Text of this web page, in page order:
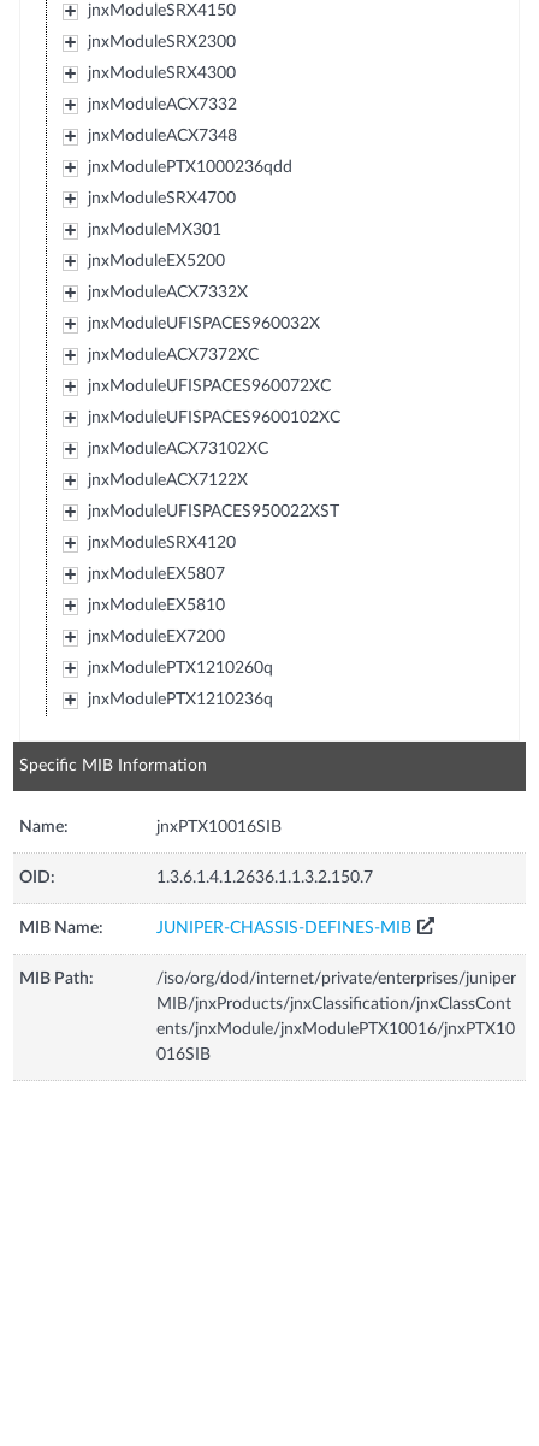
jnxModuleSRX4150
jnxModuleSRX2300
jnxModuleSRX4300
jnxModuleACX7332
jnxModuleACX7348
jnxModulePTX1000236qdd
jnxModuleSRX4700
jnxModuleMX301
jnxModuleEX5200
jnxModuleACX7332X
jnxModuleUFISPACES960032X
jnxModuleACX7372XC
jnxModuleUFISPACES960072XC
jnxModuleUFISPACES9600102XC
jnxModuleACX73102XC
jnxModuleACX7122X
jnxModuleUFISPACES950022XST
jnxModuleSRX4120
jnxModuleEX5807
jnxModuleEX5810
jnxModuleEX7200
jnxModulePTX1210260q
jnxModulePTX1210236q
Specific MIB Information
Name: jnxPTX10016SIB
OID: 1.3.6.1.4.1.2636.1.1.3.2.150.7
MIB Name: JUNIPER-CHASSIS-DEFINES-MIB
MIB Path:
/iso/org/dod/internet/private/enterprises/juniper
MIB/jnxProducts/jnxClassification/jnxClassCont
ents/jnxModule/jnxModulePTX10016/jnxPTX10
016SIB